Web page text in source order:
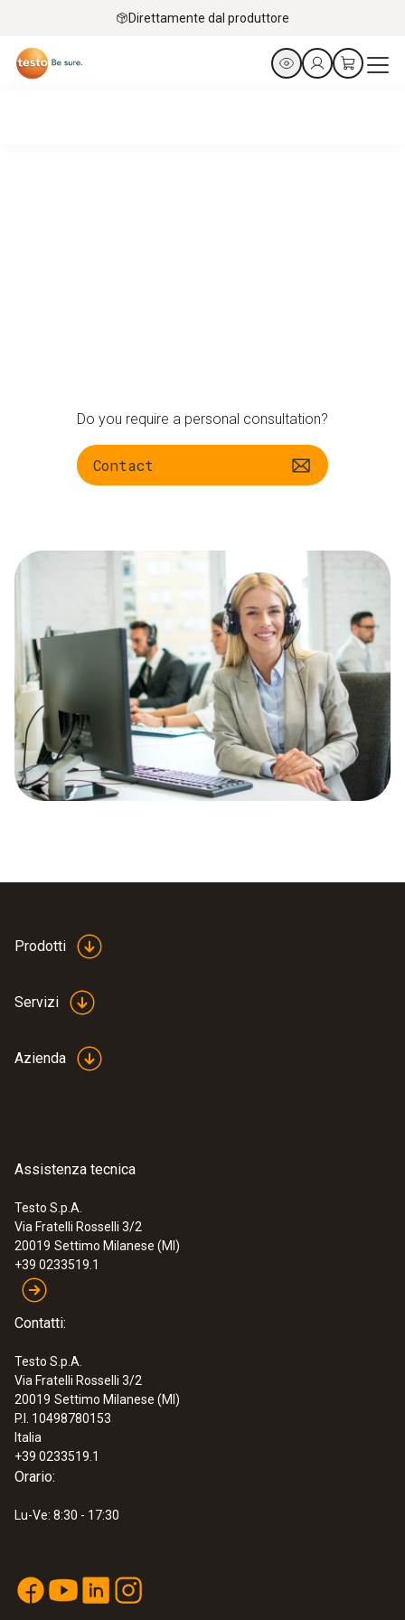
Direttamente dal produttore
Do you require a personal consultation?
Contact
Prodotti
Servizi
Azienda
Assistenza tecnica
Testo S.p.A.
Via Fratelli Rosselli 3/2
20019 Settimo Milanese (MI)
+39 0233519.1
Contatti:
Testo S.p.A.
Via Fratelli Rosselli 3/2
20019 Settimo Milanese (MI)
P.I. 10498780153
Italia
+39 0233519.1
Orario:
Lu-Ve: 8:30 - 17:30